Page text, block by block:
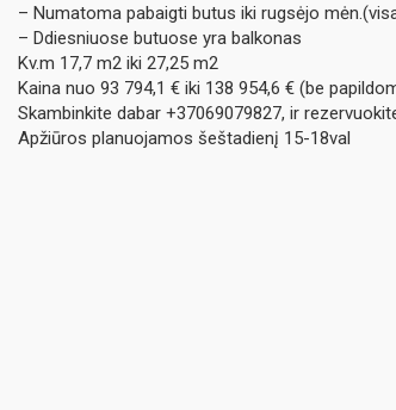
– Numatoma pabaigti butus iki rugsėjo
– Ddiesniuose butuose yra balkonas
Kv.m 17,7 m2 iki 27,25 m2
Kaina nuo 93 794,1 € iki 138 954,6 € (be
Skambinkite dabar +37069079827, ir
Apžiūros planuojamos šeštadienį 15-18val